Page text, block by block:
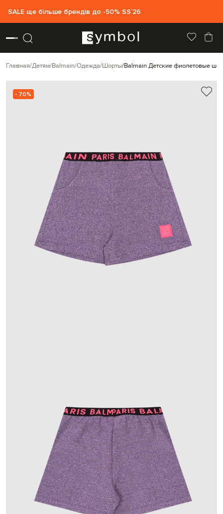
SALE ще більше брендів до -50% SS`26
Главная Детям Balmain Одежда Шорты Balmain Детские фиолетовые
- 70%